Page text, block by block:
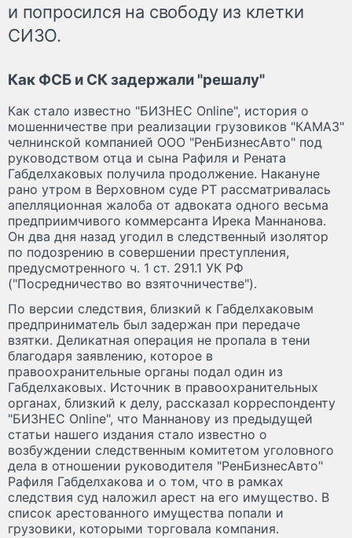
и попросился на свободу из клетки
СИЗО.
Как ФСБ и СК задержали "решалу"
Как стало известно "БИЗНЕС Online", история о
мошенничестве при реализации грузовиков "КАМАЗ"
челнинской компанией ООО "РенБизнесАвто" под
руководством отца и сына Рафиля и Рената
Габделхаковых получила продолжение. Накануне
рано утром в Верховном суде РТ рассматривалась
апелляционная жалоба от адвоката одного весьма
предприимчивого коммерсанта Ирека Маннанова.
Он два дня назад угодил в следственный изолятор
по подозрению в совершении преступления,
предусмотренного ч. 1 ст. 291.1 УК РФ
("Посредничество во взяточничестве").
По версии следствия, близкий к Габделхаковым
предприниматель был задержан при передаче
взятки. Деликатная операция не пропала в тени
благодаря заявлению, которое в
правоохранительные органы подал один из
Габделхаковых. Источник в правоохранительных
органах, близкий к делу, рассказал корреспонденту
"БИЗНЕC Online", что Маннанову из предыдущей
статьи нашего издания стало известно о
возбуждении следственным комитетом уголовного
дела в отношении руководителя "РенБизнесАвто"
Рафиля Габделхакова и о том, что в рамках
следствия суд наложил арест на его имущество. В
список арестованного имущества попали и
грузовики, которыми торговала компания.